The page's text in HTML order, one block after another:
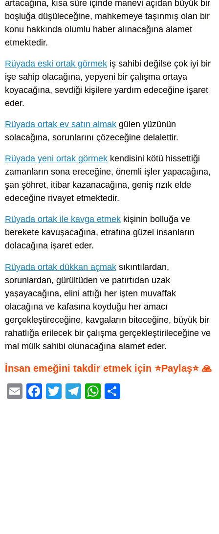
artacağına, kısa süre içinde manevi açıdan büyük bir
boşluğa düşüleceğine, mahkemeye taşınmış olan bir
konu hakkında olumlu haber alınacağına alamet
etmektedir.
Rüyada eski ortak görmek iş sahibi değilse çok iyi bir
işe sahip olacağına, yepyeni bir çalışma ortaya
koyacağına, sevdiği kişilere yardım edeceğine işaret
eder.
Rüyada ortak ev satın almak gülen yüzünün
solacağına, sorunlarını çözeceğine delalettir.
Rüyada yeni ortak görmek kendisini kötü hissettiği
zamanların sona ereceğine, önemli işler yapacağına,
şan şöhret, itibar kazanacağına, geniş rızık elde
edeceğine rivayet etmektedir.
Rüyada ortak ile kavga etmek kişinin bolluğa ve
berekete kavuşacağına, etrafına güzel insanların
dolacağına işaret eder.
Rüyada ortak dükkan açmak sıkıntılardan,
sorunlardan, gürültüden ve patırtıdan uzak
yaşayacağına, elini attığı her işten muvaffak
olacağına ve kafasına koyduğu her amacı
gerçekleştireceğine, kavgaların biteceğine, büyük bir
rahatlığa erilecek bir çalışma gerçekleştirileceğine ve
mal mülk sahibi olunacağına alamet eder.
İnsan emeğini takdir etmek için ⭐Paylaş⭐ 🙏
E
F
T
T
W